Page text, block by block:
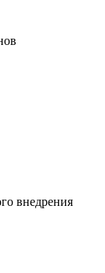
внедрения